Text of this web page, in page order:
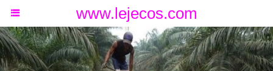
www.lejecos.com